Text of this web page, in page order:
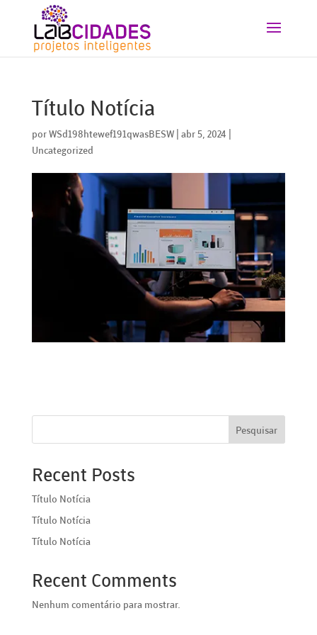
Título Notícia
porWSd198htewef191qwasBESW| abr 5, 2024 |
Uncategorized
Pesquisar
Recent Posts
Título Notícia
Título Notícia
Título Notícia
Recent Comments
Nenhum comentário para mostrar.